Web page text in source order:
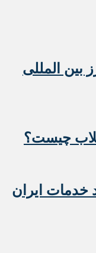
اینجا مرز بین المللی
چیست؟
خدمات ایران